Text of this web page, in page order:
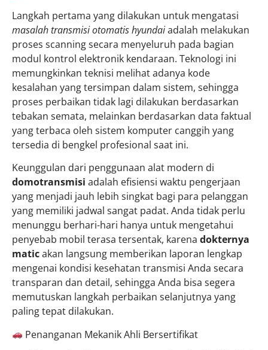
Langkah pertama yang dilakukan untuk mengatasi
masalah transmisi otomatis hyundaiadalah melakukan
proses scanning secara menyeluruh pada bagian
modul kontrol elektronik kendaraan. Teknologi ini
memungkinkan teknisi melihat adanya kode
kesalahan yang tersimpan dalam sistem, sehingga
proses perbaikan tidak lagi dilakukan berdasarkan
tebakan semata, melainkan berdasarkan data faktual
yang terbaca oleh sistem komputer canggih yang
tersedia di bengkel profesional saat ini.
Keunggulan dari penggunaan alat modern di
domotransmisi adalah efisiensi waktu pengerjaan
yang menjadi jauh lebih singkat bagi para pelanggan
yang memiliki jadwal sangat padat. Anda tidak perlu
menunggu berhari-hari hanya untuk mengetahui
penyebab mobil terasa tersentak, karena dokternya
maticakan langsung memberikan laporan lengkap
mengenai kondisi kesehatan transmisi Anda secara
transparan dan detail, sehingga Anda bisa segera
memutuskan langkah perbaikan selanjutnya yang
paling tepat dilakukan.
Penanganan Mekanik Ahli Bersertifikat